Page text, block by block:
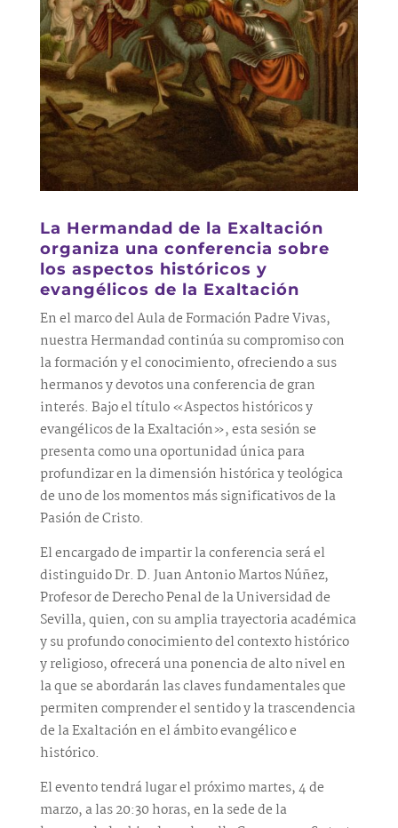
La Hermandad de la Exaltación
organiza una conferencia sobre
los aspectos históricos y
evangélicos de la Exaltación
En el marco del Aula de Formación Padre Vivas,
nuestra Hermandad continúa su compromiso con
la formación y el conocimiento, ofreciendo a sus
hermanos y devotos una conferencia de gran
interés. Bajo el título «Aspectos históricos y
evangélicos de la Exaltación», esta sesión se
presenta como una oportunidad única para
profundizar en la dimensión histórica y teológica
de uno de los momentos más significativos de la
Pasión de Cristo.
El encargado de impartir la conferencia será el
distinguido Dr. D. Juan Antonio Martos Núñez,
Profesor de Derecho Penal de la Universidad de
Sevilla, quien, con su amplia trayectoria académica
y su profundo conocimiento del contexto histórico
y religioso, ofrecerá una ponencia de alto nivel en
la que se abordarán las claves fundamentales que
permiten comprender el sentido y la trascendencia
de la Exaltación en el ámbito evangélico e
histórico.
El evento tendrá lugar el próximo martes, 4 de
marzo, a las 20:30 horas, en la sede de la